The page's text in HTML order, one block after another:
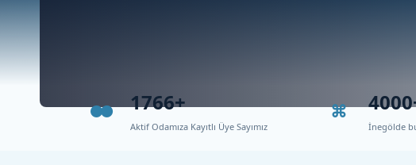
1766+
Aktif Odamıza Kayıtlı Üye Sayımız İnegölde